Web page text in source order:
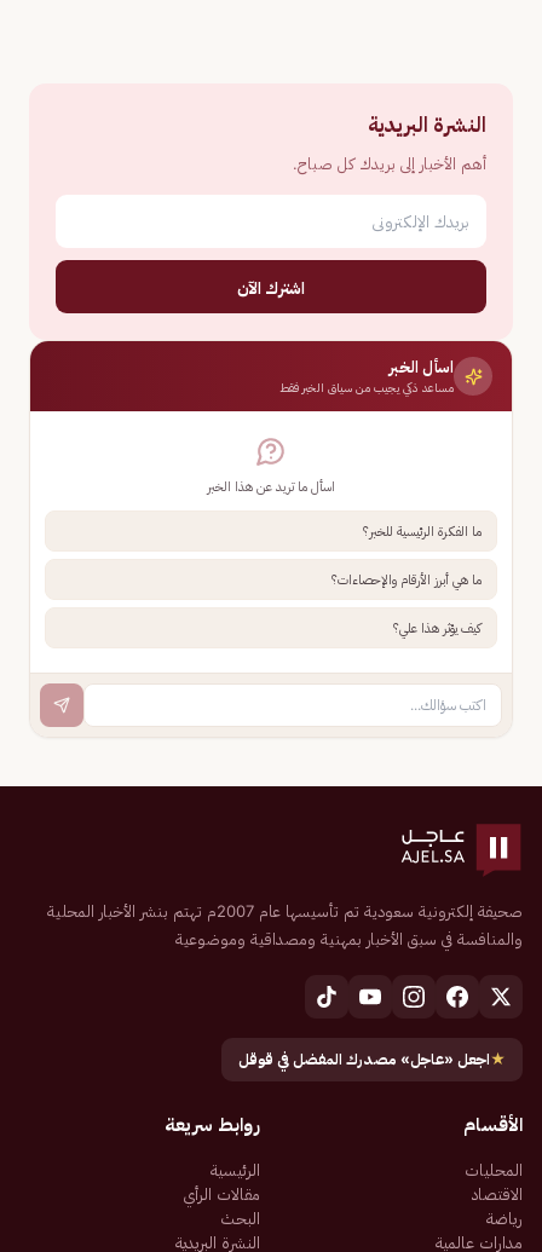
النشرة البريدية
أهم الأخبار إلى بريدك كل صباح.
اشترك الآن
اسأل الخبر
مساعد ذكي يجيب من سياق الخبر فقط
اسأل ما تريد عن هذا الخبر
ما الفكرة الرئيسية للخبر؟
ما هي أبرز الأرقام والإحصاءات؟
كيف يؤثر هذا علي؟
صحيفة إلكترونية سعودية تم تأسيسها عام 2007م تهتم بنشر الأخبار المحلية
والمنافسة في سبق الأخبار بمهنية ومصداقية وموضوعية
★اجعل «عاجل» مصدرك المفضل في قوقل
الأقسام
المحليات
الاقتصاد
رياضة
مدارات عالمية
روابط سريعة
الرئيسية
مقالات الرأي
البحث
النشرة البريدية